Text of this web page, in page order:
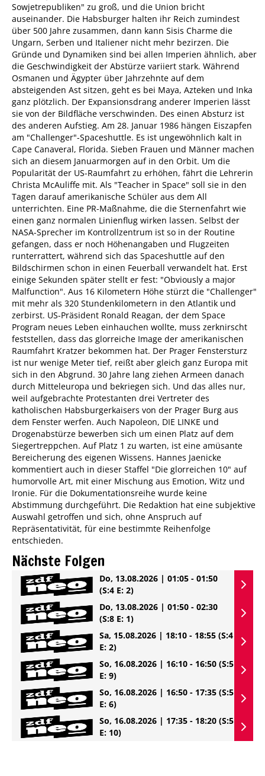
Sowjetrepubliken" zu groß, und die Union bricht
auseinander. Die Habsburger halten ihr Reich zumindest
über 500 Jahre zusammen, dann kann Sisis Charme die
Ungarn, Serben und Italiener nicht mehr bezirzen. Die
Gründe und Dynamiken sind bei allen Imperien ähnlich, aber
die Geschwindigkeit der Abstürze variiert stark. Während
Osmanen und Ägypter über Jahrzehnte auf dem
absteigenden Ast sitzen, geht es bei Maya, Azteken und Inka
ganz plötzlich. Der Expansionsdrang anderer Imperien lässt
sie von der Bildfläche verschwinden. Des einen Absturz ist
des anderen Aufstieg. Am 28. Januar 1986 hängen Eiszapfen
am "Challenger"-Spaceshuttle. Es ist ungewöhnlich kalt in
Cape Canaveral, Florida. Sieben Frauen und Männer machen
sich an diesem Januarmorgen auf in den Orbit. Um die
Popularität der US-Raumfahrt zu erhöhen, fährt die Lehrerin
Christa McAuliffe mit. Als "Teacher in Space" soll sie in den
Tagen darauf amerikanische Schüler aus dem All
unterrichten. Eine PR-Maßnahme, die die Sternenfahrt wie
einen ganz normalen Linienflug wirken lassen. Selbst der
NASA-Sprecher im Kontrollzentrum ist so in der Routine
gefangen, dass er noch Höhenangaben und Flugzeiten
runterrattert, während sich das Spaceshuttle auf den
Bildschirmen schon in einen Feuerball verwandelt hat. Erst
einige Sekunden später stellt er fest: "Obviously a major
Malfunction". Aus 16 Kilometern Höhe stürzt die "Challenger"
mit mehr als 320 Stundenkilometern in den Atlantik und
zerbirst. US-Präsident Ronald Reagan, der dem Space
Program neues Leben einhauchen wollte, muss zerknirscht
feststellen, dass das glorreiche Image der amerikanischen
Raumfahrt Kratzer bekommen hat. Der Prager Fenstersturz
ist nur wenige Meter tief, reißt aber gleich ganz Europa mit
sich in den Abgrund. 30 Jahre lang ziehen Armeen danach
durch Mitteleuropa und bekriegen sich. Und das alles nur,
weil aufgebrachte Protestanten drei Vertreter des
katholischen Habsburgerkaisers von der Prager Burg aus
dem Fenster werfen. Auch Napoleon, DIE LINKE und
Drogenabstürze bewerben sich um einen Platz auf dem
Siegertreppchen. Auf Platz 1 zu warten, ist eine amüsante
Bereicherung des eigenen Wissens. Hannes Jaenicke
kommentiert auch in dieser Staffel "Die glorreichen 10" auf
humorvolle Art, mit einer Mischung aus Emotion, Witz und
Ironie. Für die Dokumentationsreihe wurde keine
Abstimmung durchgeführt. Die Redaktion hat eine subjektive
Auswahl getroffen und sich, ohne Anspruch auf
Repräsentativität, für eine bestimmte Reihenfolge
entschieden.
Nächste Folgen
Do, 13.08.2026 | 01:05 - 01:50
(S:4 E: 2)
Do, 13.08.2026 | 01:50 - 02:30
(S:8 E: 1)
Sa, 15.08.2026 | 18:10 - 18:55 (S:4
E: 2)
So, 16.08.2026 | 16:10 - 16:50 (S:5
E: 9)
So, 16.08.2026 | 16:50 - 17:35 (S:5
E: 6)
So, 16.08.2026 | 17:35 - 18:20 (S:5
E: 10)